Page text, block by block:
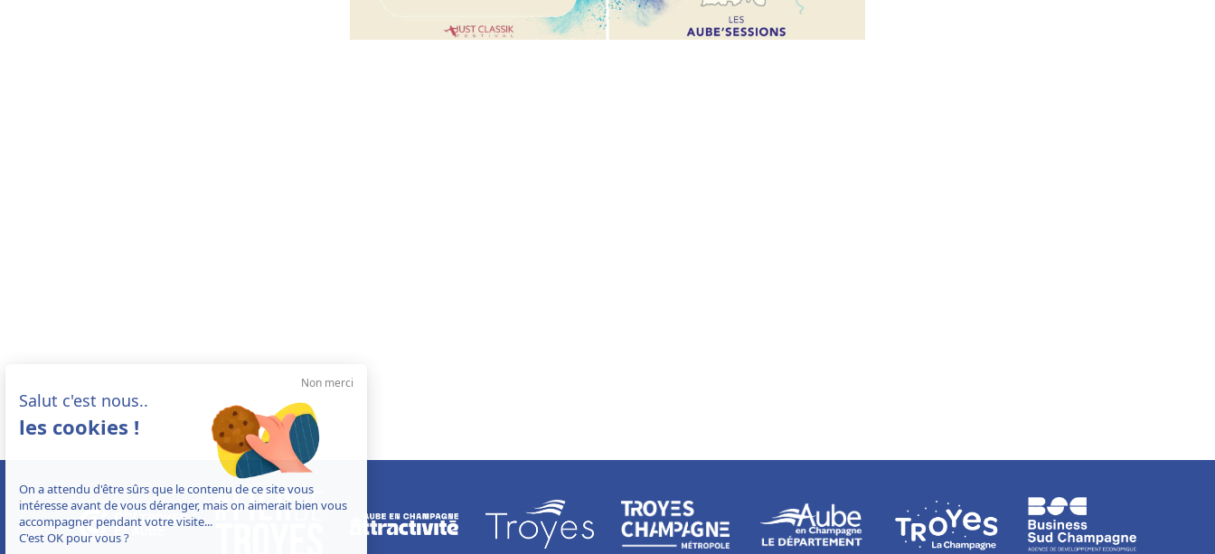
Non merci
Salut c'est nous..
les cookies !
On a attendu d'être sûrs que le contenu de ce site vous
intéresse avant de vous déranger, mais on aimerait bien vous
accompagner pendant votre visite...
C'est OK pour vous ?